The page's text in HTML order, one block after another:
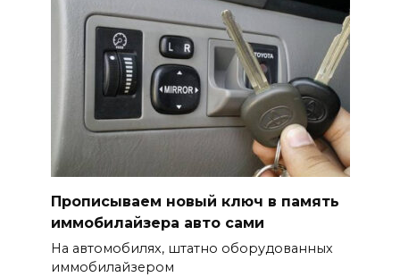
Прописываем новый ключ в память
иммобилайзера авто сами
На автомобилях, штатно оборудованных
иммобилайзером